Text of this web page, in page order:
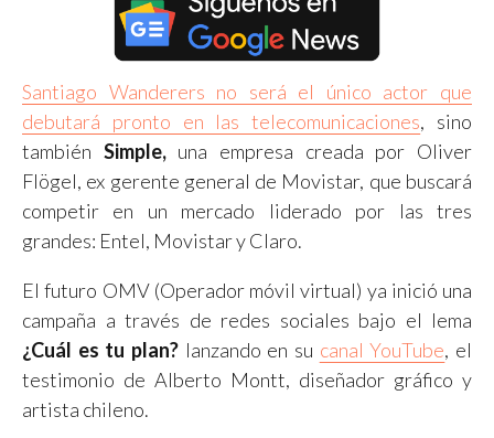
Santiago Wanderers no será el único actor que
debutará pronto en las telecomunicaciones, sino
también Simple,una empresa creada por Oliver
Flögel, ex gerente general de Movistar, que buscará
competir en un mercado liderado por las tres
grandes: Entel, Movistar y Claro.
El futuro OMV (Operador móvil virtual) ya inició una
campaña a través de redes sociales bajo el lema
¿Cuál es tu plan? lanzando en su canal YouTube, el
testimonio de Alberto Montt, diseñador gráfico y
artista chileno.